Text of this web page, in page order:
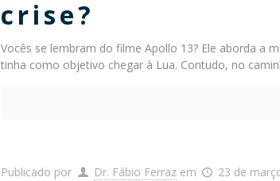
crise?
Vocês se lembram do filme Apollo 13? Ele aborda a
tinha como objetivo chegar à Lua. Contudo, no
Publicado por Dr. Fábio Ferraz em 23 de